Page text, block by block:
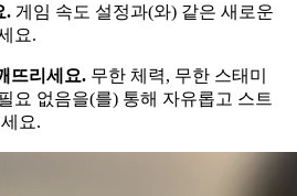
. 게임 속도 설정과(와) 같은 새로운
요.
뜨리세요. 무한 체력, 무한 스태미
요 없음을(를) 통해 자유롭고 스트
요.